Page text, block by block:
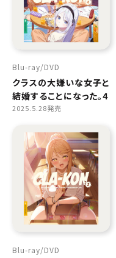
Blu-ray DVD
クラスの大嫌いな女子と
結婚することになった。4
2025.5.28発売
Blu-ray DVD